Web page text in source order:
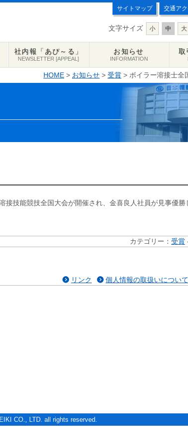
サイトマップ 交通ア
文字サイズ 小 中 大
社内報「あぴ～る」
NEWSLETTER [APPEAL]
お知らせ
INFORMATION
取
HOME > お知らせ > 受賞 > ボイラー溶接士
技能競技全国大会が開催され、金喜良人社員が見事優勝
カテゴリー： 受賞
リンク 個人情報の取扱いについて
CO., LTD. all rights reserved.